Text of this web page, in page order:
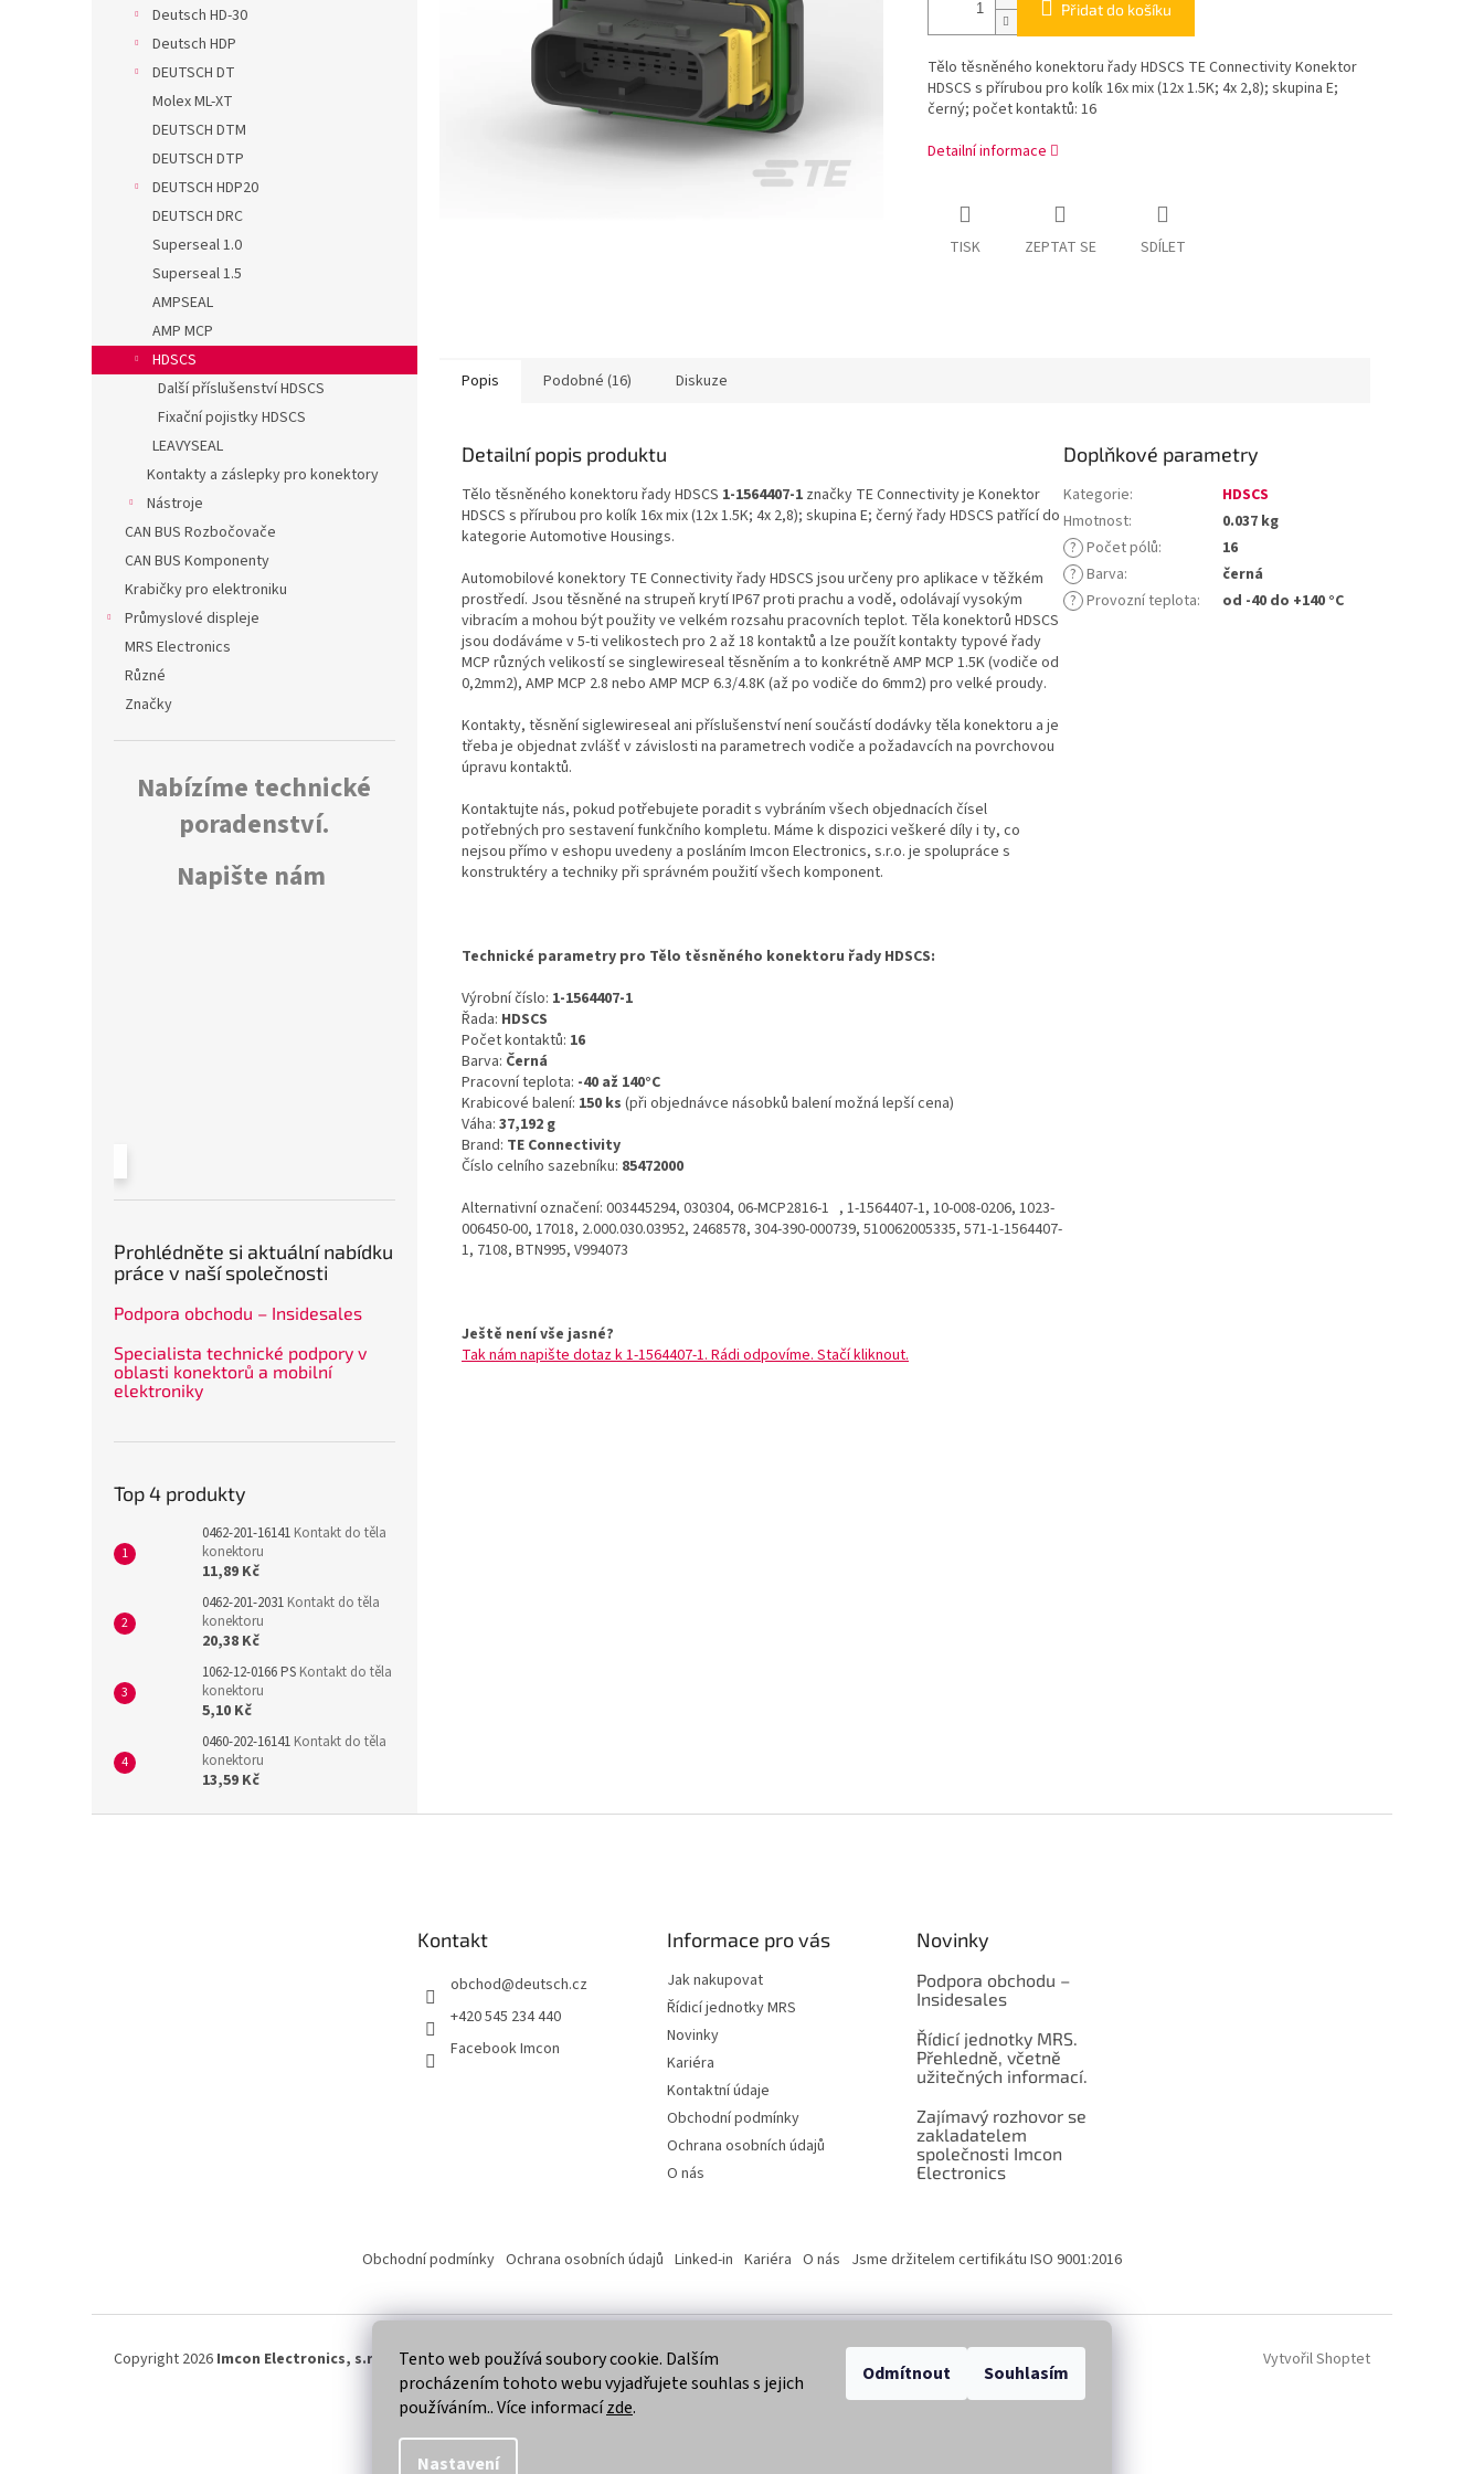
Tento web používá soubory cookie. Dalším
procházením tohoto webu vyjadřujete souhlas s jejich
používáním.. Více informacízde.
Nastavení
Odmítnout Souhlasím
Deutsch HD-30
Deutsch HDP
DEUTSCH DT
Molex ML-XT
DEUTSCH DTM
DEUTSCH DTP
DEUTSCH HDP20
DEUTSCH DRC
Superseal 1.0
Superseal 1.5
AMPSEAL
AMP MCP
HDSCS
Další příslušenství HDSCS
Fixační pojistky HDSCS
LEAVYSEAL
Kontakty a záslepky pro konektory
Nástroje
CAN BUS Rozbočovače
CAN BUS Komponenty
Krabičky pro elektroniku
Průmyslové displeje
MRS Electronics
Různé
Značky
Nabízíme technické
poradenství.
Napište nám
Prohlédněte si aktuální nabídku
práce v naší společnosti
Podpora obchodu – Insidesales
Specialista technické podpory v
oblasti konektorů a mobilní
elektroniky
Top 4 produkty
0462-201-16141 Kontakt do těla
konektoru
11,89 Kč
0462-201-2031 Kontakt do těla
konektoru
20,38 Kč
1062-12-0166 PS Kontakt do těla
konektoru
5,10 Kč
0460-202-16141 Kontakt do těla
konektoru
13,59 Kč
Přidat do košíku
Tělo těsněného konektoru řady HDSCS TE Connectivity Konektor
HDSCS s přírubou pro kolík 16x mix (12x 1.5K; 4x 2,8); skupina E;
černý; počet kontaktů: 16
Detailní informace
TISK ZEPTAT SE SDÍLET
Popis Podobné (16) Diskuze
Detailní popis produktu
Tělo těsněného konektoru řady HDSCS 1-1564407-1 značky TE Connectivity je Konektor
HDSCS s přírubou pro kolík 16x mix (12x 1.5K; 4x 2,8); skupina E; černý řady HDSCS patřící do
kategorie Automotive Housings.
Automobilové konektory TE Connectivity řady HDSCS jsou určeny pro aplikace v těžkém
prostředí. Jsou těsněné na strupeň krytí IP67 proti prachu a vodě, odolávají vysokým
vibracím a mohou být použity ve velkém rozsahu pracovních teplot. Těla konektorů HDSCS
jsou dodáváme v 5-ti velikostech pro 2 až 18 kontaktů a lze použít kontakty typové řady
MCP různých velikostí se singlewireseal těsněním a to konkrétně AMP MCP 1.5K (vodiče od
0,2mm2), AMP MCP 2.8 nebo AMP MCP 6.3/4.8K (až po vodiče do 6mm2) pro velké proudy.
Kontakty, těsnění siglewireseal ani příslušenství není součástí dodávky těla konektoru a je
třeba je objednat zvlášť v závislosti na parametrech vodiče a požadavcích na povrchovou
úpravu kontaktů.
Kontaktujte nás, pokud potřebujete poradit s vybráním všech objednacích čísel
potřebných pro sestavení funkčního kompletu. Máme k dispozici veškeré díly i ty, co
nejsou přímo v eshopu uvedeny a posláním Imcon Electronics, s.r.o. je spolupráce s
konstruktéry a techniky při správném použití všech komponent.
Technické parametry pro Tělo těsněného konektoru řady HDSCS:
Výrobní číslo: 1-1564407-1
Řada: HDSCS
Počet kontaktů: 16
Barva: Černá
Pracovní teplota: -40 až 140°C
Krabicové balení: 150 ks (při objednávce násobků balení možná lepší cena)
Váha: 37,192 g
Brand: TE Connectivity
Číslo celního sazebníku: 85472000
Alternativní označení: 003445294, 030304, 06-MCP2816-1 , 1-1564407-1, 10-008-0206, 1023-
006450-00, 17018, 2.000.030.03952, 2468578, 304-390-000739, 510062005335, 571-1-1564407-
1, 7108, BTN995, V994073
Ještě není vše jasné?
Tak nám napište dotaz k 1-1564407-1. Rádi odpovíme. Stačí kliknout.
Doplňkové parametry
Kategorie:
HDSCS
Hmotnost:
0.037 kg
? Počet pólů:
16
? Barva:
černá
? Provozní teplota: od -40 do +140 °C
Kontakt
obchod@deutsch.cz
+420 545 234 440
Facebook Imcon
Informace pro vás
Jak nakupovat
Řídicí jednotky MRS
Novinky
Kariéra
Kontaktní údaje
Obchodní podmínky
Ochrana osobních údajů
O nás
Novinky
Podpora obchodu –
Insidesales
Řídicí jednotky MRS.
Přehledně, včetně
užitečných informací.
Zajímavý rozhovor se
zakladatelem
společnosti Imcon
Electronics
Obchodní podmínky Ochrana osobních údajů Linked-in Kariéra O nás Jsme držitelem certifikátu ISO 9001:2016
Vytvořil Shoptet
Copyright 2026 Imcon Electronics, s.r.o. . Všechna práva vyhrazena.